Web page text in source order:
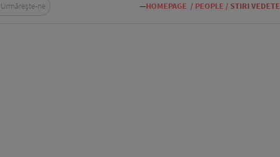
—HOMEPAGE / PEOPLE / STIRI VEDETE
Urmărește-ne